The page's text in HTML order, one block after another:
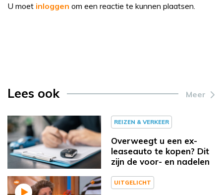
U moet inloggen om een reactie te kunnen plaatsen.
Lees ook Meer
REIZEN & VERKEER
Overweegt u een ex-
leaseauto te kopen? Dit
zijn de voor- en nadelen
UITGELICHT